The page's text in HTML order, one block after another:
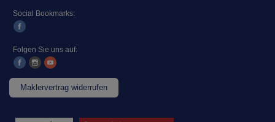
Social Bookmarks:
Folgen Sie uns auf:
Maklervertrag widerrufen